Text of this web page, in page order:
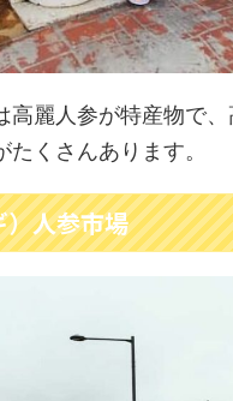
高麗人参が特産物で
くさんあります。
人参市場